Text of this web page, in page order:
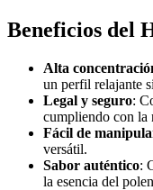
Beneficios del
Alta
un perfil relajante
Legal y seguro:
cumpliendo con la
Fácil de
versátil.
Sabor auténtico:
la esencia del